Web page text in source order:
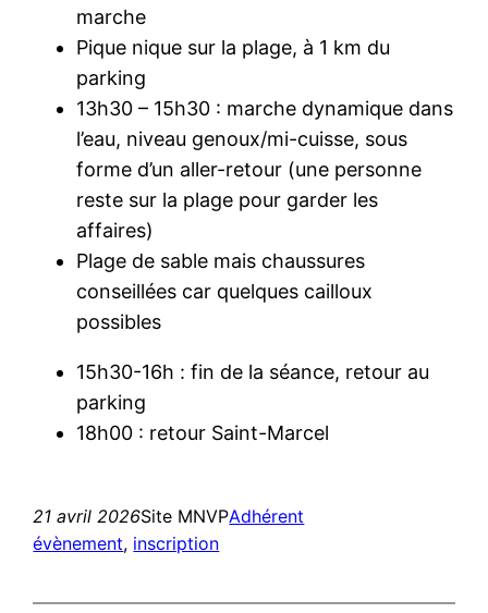
marche
Pique nique sur la plage, à 1 km du
parking
13h30 – 15h30 : marche dynamique dans
l’eau, niveau genoux/mi-cuisse, sous
forme d’un aller-retour (une personne
reste sur la plage pour garder les
affaires)
Plage de sable mais chaussures
conseillées car quelques cailloux
possibles
15h30-16h : fin de la séance, retour au
parking
18h00 : retour Saint-Marcel
21 avril 2026Site MNVPAdhérent
évènement, inscription